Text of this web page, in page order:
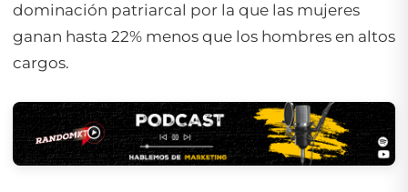
dominación patriarcal por la que las mujeres
ganan hasta 22% menos que los hombres en altos
cargos.